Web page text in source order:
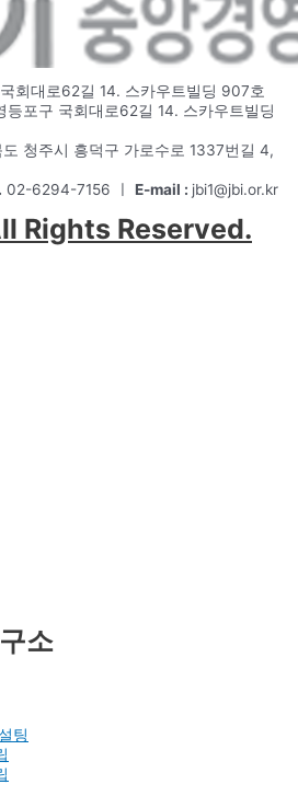
회대로62길 14. 스카우트빌딩 907호
등포구 국회대로62길 14. 스카우트빌딩
도 청주시 흥덕구 가로수로 1337번길 4,
02-6294-7156 ㅣ E-mail : jbi1@jbi.or.kr
Rights Reserved.
소
팅